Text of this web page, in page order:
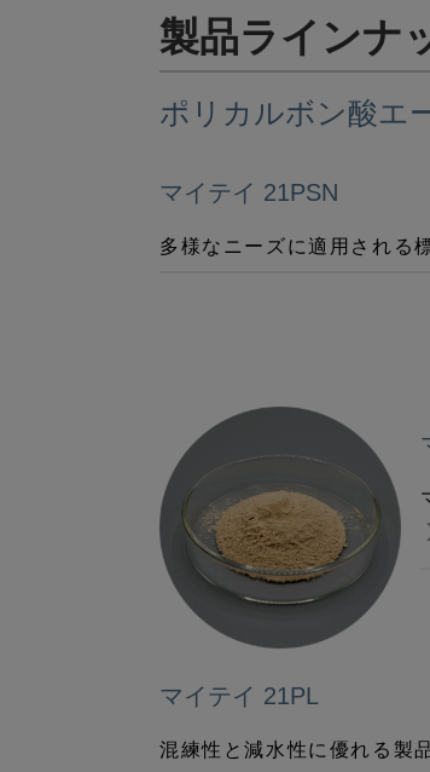
製品ラインナ
ポリカルボン酸エ
マイテイ 21PSN
多様なニーズに適用される
マイテイ 21PL
混練性と減水性に優れる製品